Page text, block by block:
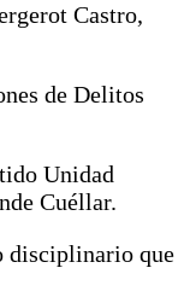
Castro,
de Delitos
Unidad
Cuéllar.
disciplinario que